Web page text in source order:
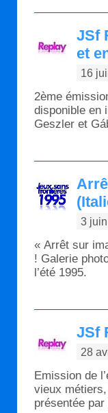
JSf
et
16
2ème
disponible en
Geszler et
3
« Arrêt sur
! Galerie
l’été 1995.
JSf
28
Emission de
vieux
présentée